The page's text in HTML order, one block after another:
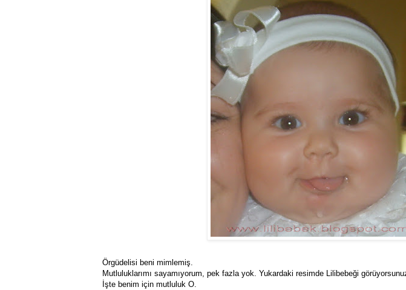
Örgüdelisi beni mimlemiş.
Mutluluklarımı sayamıyorum, pek fazla yok. Yukardaki resimde Lilibebeği
İşte benim için mutluluk O.